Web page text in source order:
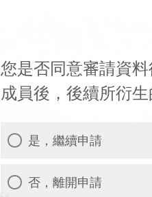
您是否同意審請資
成員後，後續所衍
是，繼續申請
否，離開申請